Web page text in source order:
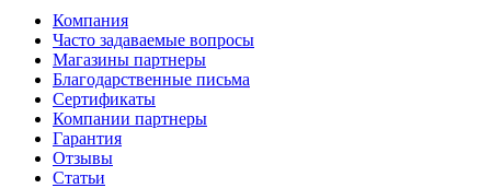
Компания
Часто задаваемые вопросы
Магазины партнеры
Благодарственные письма
Сертификаты
Компании партнеры
Гарантия
Отзывы
Статьи